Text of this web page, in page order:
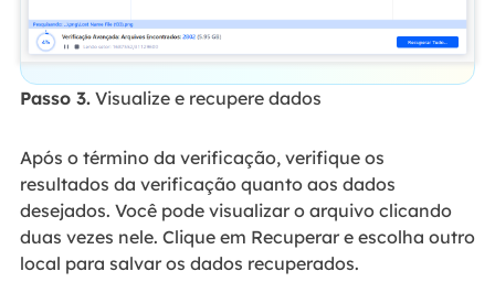
Passo 3.Visualize e recupere dados
Após o término da verificação, verifique os
resultados da verificação quanto aos dados
desejados. Você pode visualizar o arquivo clicando
duas vezes nele. Clique em Recuperar e escolha outro
local para salvar os dados recuperados.